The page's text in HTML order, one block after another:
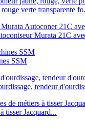
verte transparente
Murata 21C
SSM
tendeur
tisser Jacquard...